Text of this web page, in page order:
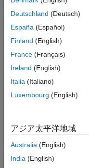
Deutschland (Deutsch)
España (Español)
Finland (English)
France (Français)
Ireland (English)
Italia (Italiano)
Luxembourg (English)
アジア太平洋地域
Australia (English)
India (English)
違法コピー防止
ア
© 1994-2026 The